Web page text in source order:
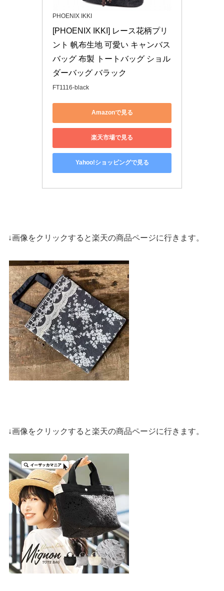
PHOENIX IKKI
[PHOENIX IKKI] レース花柄プリ
ント 帆布生地 可愛い キャンバス
バッグ 布製 トートバッグ ショル
ダーバッグ バラック
FT1116-black
Amazonで見る
楽天市場で見る
Yahoo!ショッピングで見る
↓画像をクリックすると楽天の商品ページに行きます。
↓画像をクリックすると楽天の商品ページに行きます。